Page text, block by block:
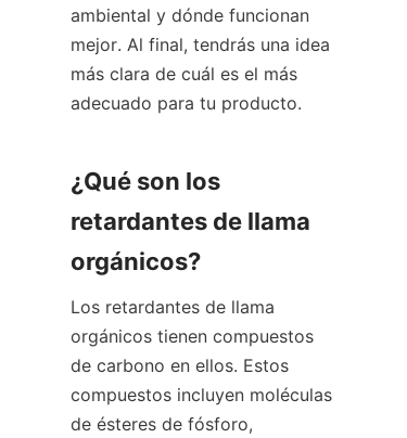
ambiental y dónde funcionan
mejor. Al final, tendrás una idea
más clara de cuál es el más
adecuado para tu producto.
¿Qué son los
retardantes de llama
orgánicos?
Los retardantes de llama
orgánicos tienen compuestos
de carbono en ellos. Estos
compuestos incluyen moléculas
de ésteres de fósforo,